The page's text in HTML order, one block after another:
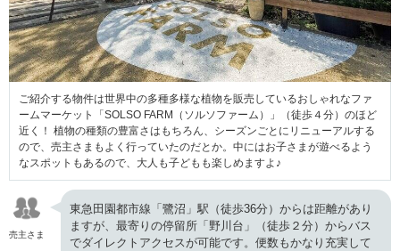
ご紹介する物件は世界中の多種多様な植物を販売しているおしゃれなファ
ームマーケット「SOLSO FARM（ソルソファーム）」（徒歩４分）のほど
近く！ 植物の種類の豊富さはもちろん、シーズンごとにリニューアルする
ので、売主さまもよく行っていたのだとか。中にはお子さまが遊べるよう
なスポットもあるので、大人も子どもも楽しめますよ♪
売主さま
東急田園都市線「鷺沼」駅（徒歩36分）からは距離があり
ますが、最寄りの停留所「野川台」（徒歩２分）からバス
でダイレクトアクセスが可能です。便数もかなり充実して